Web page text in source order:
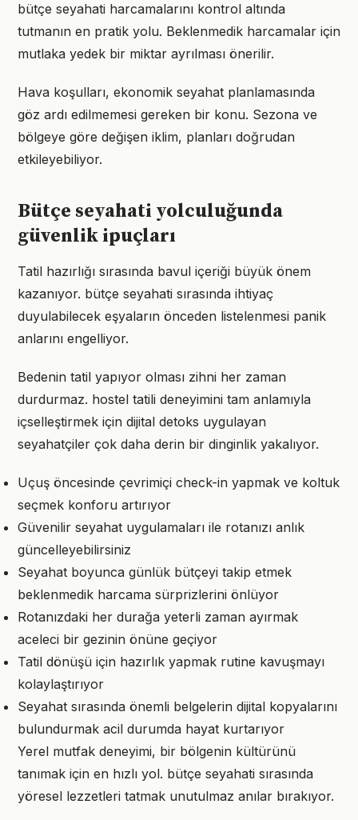
bütçe seyahati harcamalarını kontrol altında
tutmanın en pratik yolu. Beklenmedik harcamalar için
mutlaka yedek bir miktar ayrılması önerilir.
Hava koşulları, ekonomik seyahat planlamasında
göz ardı edilmemesi gereken bir konu. Sezona ve
bölgeye göre değişen iklim, planları doğrudan
etkileyebiliyor.
Bütçe seyahati yolculuğunda
güvenlik ipuçları
Tatil hazırlığı sırasında bavul içeriği büyük önem
kazanıyor. bütçe seyahati sırasında ihtiyaç
duyulabilecek eşyaların önceden listelenmesi panik
anlarını engelliyor.
Bedenin tatil yapıyor olması zihni her zaman
durdurmaz. hostel tatili deneyimini tam anlamıyla
içselleştirmek için dijital detoks uygulayan
seyahatçiler çok daha derin bir dinginlik yakalıyor.
Uçuş öncesinde çevrimiçi check-in yapmak ve koltuk
seçmek konforu artırıyor
Güvenilir seyahat uygulamaları ile rotanızı anlık
güncelleyebilirsiniz
Seyahat boyunca günlük bütçeyi takip etmek
beklenmedik harcama sürprizlerini önlüyor
Rotanızdaki her durağa yeterli zaman ayırmak
aceleci bir gezinin önüne geçiyor
Tatil dönüşü için hazırlık yapmak rutine kavuşmayı
kolaylaştırıyor
Seyahat sırasında önemli belgelerin dijital kopyalarını
bulundurmak acil durumda hayat kurtarıyor
Yerel mutfak deneyimi, bir bölgenin kültürünü
tanımak için en hızlı yol. bütçe seyahati sırasında
yöresel lezzetleri tatmak unutulmaz anılar bırakıyor.